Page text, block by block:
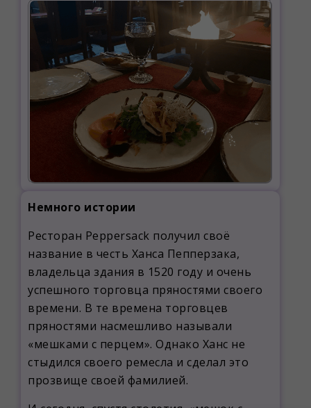
Немного истории
Ресторан Peppersack получил своё
название в честь Ханса Пепперзака,
владельца здания в 1520 году и очень
успешного торговца пряностями своего
времени. В те времена торговцев
пряностями насмешливо называли
«мешками с перцем». Однако Ханс не
стыдился своего ремесла и сделал это
прозвище своей фамилией.